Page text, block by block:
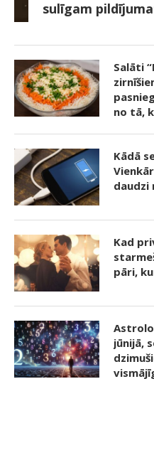
sulīgam
Salāti
no tā,
Kādā
daudzi
Kad
pāri,
jūnijā,